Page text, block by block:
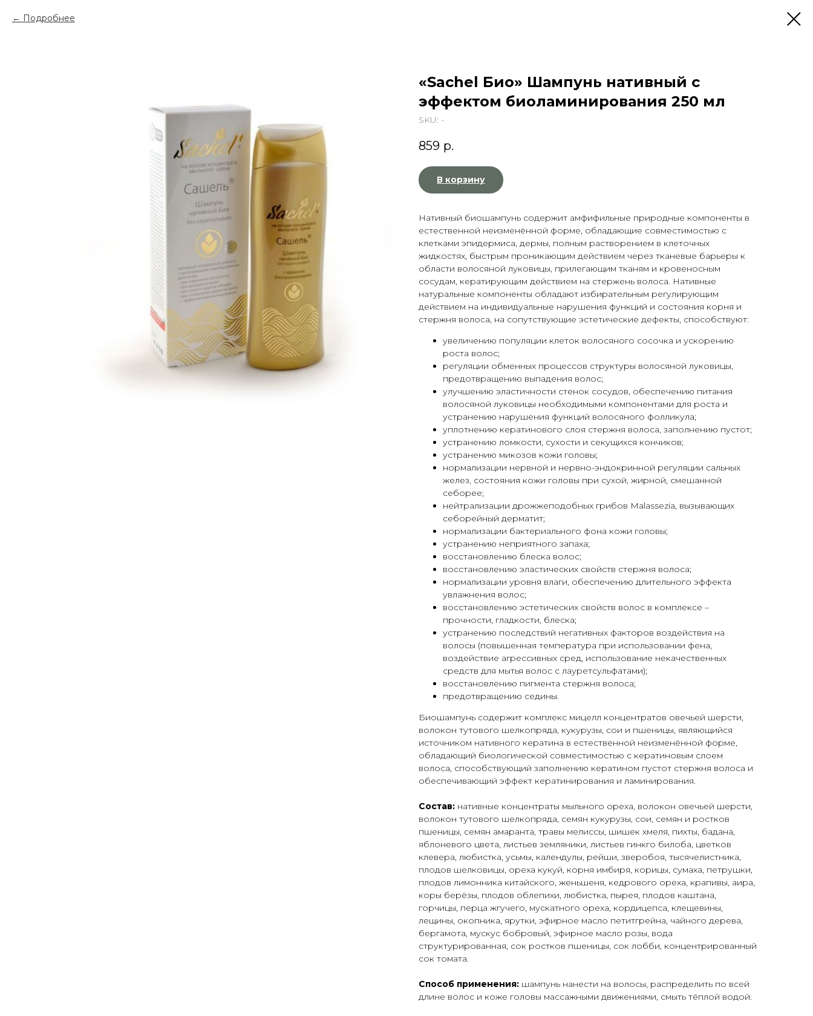
Подробнее
«Sachel Био» Шампунь нативный с
эффектом биоламинирования 250 мл
SKU: -
859 р.
В корзину
Нативный биошампунь содержит амфифильные природные компоненты в
естественной неизменённой форме, обладающие совместимостью с
клетками эпидермиса, дермы, полным растворением в клеточных
жидкостях, быстрым проникающим действием через тканевые барьеры к
области волосяной луковицы, прилегающим тканям и кровеносным
сосудам, кератирующим действием на стержень волоса. Нативные
натуральные компоненты обладают избирательным регулирующим
действием на индивидуальные нарушения функций и состояния корня и
стержня волоса, на сопутствующие эстетические дефекты, способствуют:
увеличению популяции клеток волосяного сосочка и ускорению
роста волос;
регуляции обменных процессов структуры волосяной луковицы,
предотвращению выпадения волос;
улучшению эластичности стенок сосудов, обеспечению питания
волосяной луковицы необходимыми компонентами для роста и
устранению нарушения функций волосяного фолликула;
уплотнению кератинового слоя стержня волоса, заполнению пустот;
устранению ломкости, сухости и секущихся кончиков;
устранению микозов кожи головы;
нормализации нервной и нервно-эндокринной регуляции сальных
желез, состояния кожи головы при сухой, жирной, смешанной
себорее;
нейтрализации дрожжеподобных грибов Malassezia, вызывающих
себорейный дерматит;
нормализации бактериального фона кожи головы;
устранению неприятного запаха;
восстановлению блеска волос;
восстановлению эластических свойств стержня волоса;
нормализации уровня влаги, обеспечению длительного эффекта
увлажнения волос;
восстановлению эстетических свойств волос в комплексе –
прочности, гладкости, блеска;
устранению последствий негативных факторов воздействия на
волосы (повышенная температура при использовании фена,
воздействие агрессивных сред, использование некачественных
средств для мытья волос с лауретсульфатами);
восстановлению пигмента стержня волоса;
предотвращению седины.
Биошампунь содержит комплекс мицелл концентратов овечьей шерсти,
волокон тутового шелкопряда, кукурузы, сои и пшеницы, являющийся
источником нативного кератина в естественной неизменённой форме,
обладающий биологической совместимостью с кератиновым слоем
волоса, способствующий заполнению кератином пустот стержня волоса и
обеспечивающий эффект кератинирования и ламинирования.
Состав: нативные концентраты мыльного ореха, волокон овечьей шерсти,
волокон тутового шелкопряда, семян кукурузы, сои, семян и ростков
пшеницы, семян амаранта, травы мелиссы, шишек хмеля, пихты, бадана,
яблоневого цвета, листьев земляники, листьев гинкго билоба, цветков
клевера, любистка, усьмы, календулы, рейши, зверобоя, тысячелистника,
плодов шелковицы, ореха кукуй, корня имбиря, корицы, сумаха, петрушки,
плодов лимонника китайского, женьшеня, кедрового ореха, крапивы, аира,
коры берёзы, плодов облепихи, любистка, пырея, плодов каштана,
горчицы, перца жгучего, мускатного ореха, кордицепса, клещевины,
лещины, окопника, ярутки, эфирное масло петитгрейна, чайного дерева,
бергамота, мускус бобровый, эфирное масло розы, вода
структурированная, сок ростков пшеницы, сок лобби, концентрированный
сок томата.
Способ применения: шампунь нанести на волосы, распределить по всей
длине волос и коже головы массажными движениями, смыть тёплой водой.